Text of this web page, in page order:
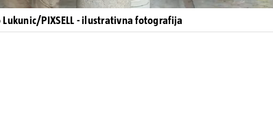
PIXSELL - ilustrativna fotografija